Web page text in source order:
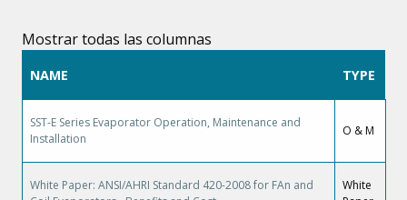
Mostrar todas las columnas
NAME TYPE
SST-E Series Evaporator Operation, Maintenance and
Installation
O & M
White Paper: ANSI/AHRI Standard 420-2008 for FAn and
White